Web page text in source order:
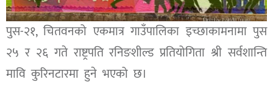
पुस-२१, चितवनको एकमात्र गाउँपालिका इच्छाकामनामा पुस
२५ र २६ गते राष्ट्रपति रनिङशील्ड प्रतियोगिता श्री सर्वशान्ति
मावि कुरिनटारमा हुने भएको छ।